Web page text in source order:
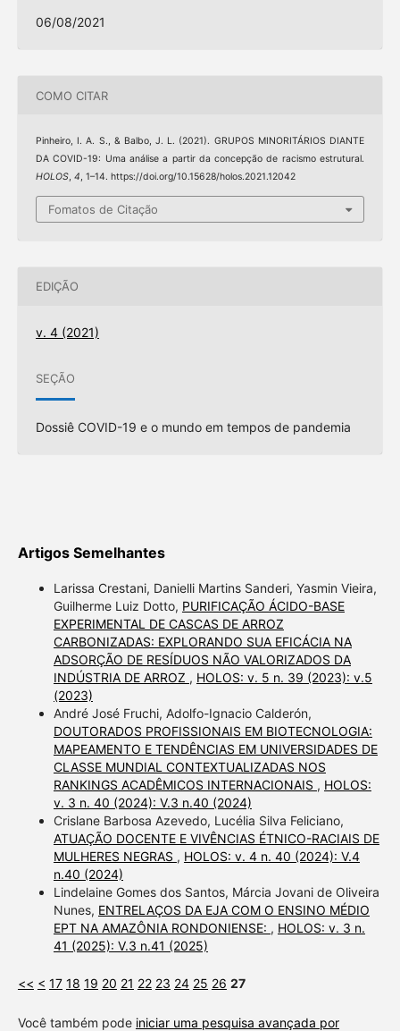
06/08/2021
COMO CITAR
Pinheiro, I. A. S., & Balbo, J. L. (2021). GRUPOS MINORITÁRIOS DIANTE
DA COVID-19: Uma análise a partir da concepção de racismo estrutural.
HOLOS, 4, 1–14. https://doi.org/10.15628/holos.2021.12042
Fomatos de Citação
EDIÇÃO
v. 4 (2021)
SEÇÃO
Dossiê COVID-19 e o mundo em tempos de pandemia
Artigos Semelhantes
Larissa Crestani, Danielli Martins Sanderi, Yasmin Vieira,
Guilherme Luiz Dotto, PURIFICAÇÃO ÁCIDO-BASE
EXPERIMENTAL DE CASCAS DE ARROZ
CARBONIZADAS: EXPLORANDO SUA EFICÁCIA NA
ADSORÇÃO DE RESÍDUOS NÃO VALORIZADOS DA
INDÚSTRIA DE ARROZ , HOLOS: v. 5 n. 39 (2023): v.5
(2023)
André José Fruchi, Adolfo-Ignacio Calderón,
DOUTORADOS PROFISSIONAIS EM BIOTECNOLOGIA:
MAPEAMENTO E TENDÊNCIAS EM UNIVERSIDADES DE
CLASSE MUNDIAL CONTEXTUALIZADAS NOS
RANKINGS ACADÊMICOS INTERNACIONAIS , HOLOS:
v. 3 n. 40 (2024): V.3 n.40 (2024)
Crislane Barbosa Azevedo, Lucélia Silva Feliciano,
ATUAÇÃO DOCENTE E VIVÊNCIAS ÉTNICO-RACIAIS DE
MULHERES NEGRAS , HOLOS: v. 4 n. 40 (2024): V.4
n.40 (2024)
Lindelaine Gomes dos Santos, Márcia Jovani de Oliveira
Nunes, ENTRELAÇOS DA EJA COM O ENSINO MÉDIO
EPT NA AMAZÔNIA RONDONIENSE: , HOLOS: v. 3 n.
41 (2025): V.3 n.41 (2025)
<< < 17 18 19 20 21 22 23 24 25 26 27
Você também pode iniciar uma pesquisa avançada por